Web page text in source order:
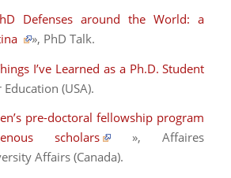
Defenses around the World: a
», PhD Talk.
I’ve Learned as a Ph.D. Student
(USA).
pre-doctoral fellowship program
scholars
»,Affaires
Affairs (Canada).